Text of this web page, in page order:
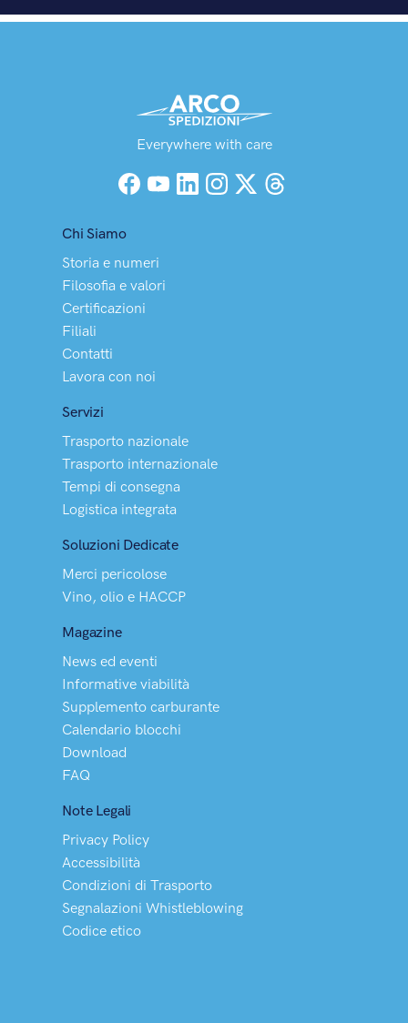
Everywhere with care
Facebook
YouTubeLinkedInInstagramX (Twitter)
Chi Siamo
Storia e numeri
Filosofia e valori
Certificazioni
Filiali
Contatti
Lavora con noi
Servizi
Trasporto nazionale
Trasporto internazionale
Tempi di consegna
Logistica integrata
Soluzioni Dedicate
Merci pericolose
Vino, olio e HACCP
Magazine
News ed eventi
Informative viabilità
Supplemento carburante
Calendario blocchi
Download
FAQ
Note Legali
Privacy Policy
Accessibilità
Condizioni di Trasporto
Segnalazioni Whistleblowing
Codice etico